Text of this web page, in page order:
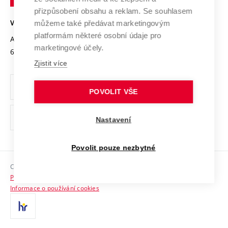
Open Science
Projekty
Projekty ze strukturálních fondů
Specifický výzkum
Univerzitní sítě
Bezpečná univerzita
Vyznamenání
Organizační struktura
Ochrana osobních údajů
odkaz)
Sociální bezpečí
HR Award
Kontakty
VYSOKÉ UČENÍ TECHNICKÉ V BRNĚ
Antonínská 548/1
602 00 Brno
www.vut.cz
vut@vutbr.cz
Copyright © 2026 VUT
Prohlášení o přístupnosti
Informace o používání cookies
přizpůsobení obsahu a reklam. Se souhlasem
můžeme také předávat marketingovým
platformám některé osobní údaje pro
marketingové účely.
Zjistit více
POVOLIT VŠE
Nastavení
Povolit pouze nezbytné